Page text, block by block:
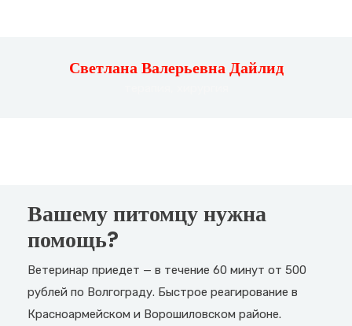
Светлана Валерьевна Дайлид
Вашему питомцу нужна
помощь?
Ветеринар приедет — в течение 60 минут от 500
рублей по Волгограду. Быстрое реагирование в
Красноармейском и Ворошиловском районе.